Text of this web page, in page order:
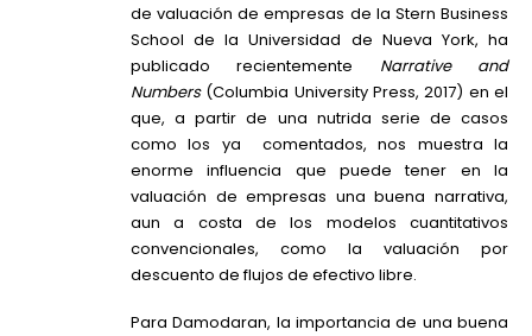
de valuación de empresas de la Stern Business
School de la Universidad de Nueva York, ha
publicado recientemente Narrative and
Numbers(Columbia University Press, 2017) en el
que, a partir de una nutrida serie de casos
como los ya comentados, nos muestra la
enorme influencia que puede tener en la
valuación de empresas una buena narrativa,
aun a costa de los modelos cuantitativos
convencionales, como la valuación por
descuento de flujos de efectivo libre.
Para Damodaran, la importancia de una buena